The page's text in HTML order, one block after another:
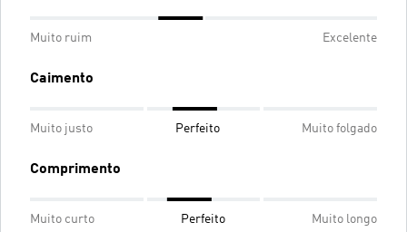
Muito ruim Excelente
Caimento
Muito justo Perfeito Muito folgado
Comprimento
Muito curto Perfeito Muito longo